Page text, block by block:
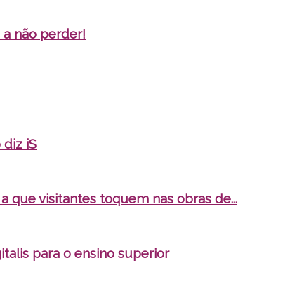
não perder!
diz iS
que visitantes toquem nas obras de...
para o ensino superior